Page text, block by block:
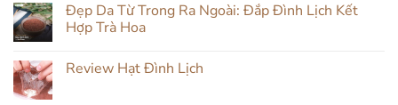
bình
luận
ở
Mụn
Đẹp Da Từ Trong Ra Ngoài: Đắp Đình Lịch Kết
Hợp Trà Hoa
bình
Review Hạt Đình Lịch